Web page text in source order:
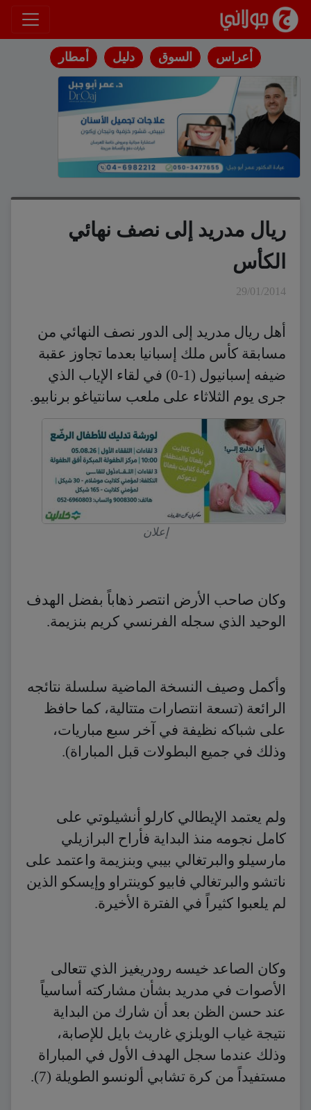
انتقل إلى المحتوى
أعراس السوق دليل أمطار
ريال مدريد إلى نصف نهائي
الكأس
29/01/2014
أهل ريال مدريد إلى الدور نصف النهائي من
مسابقة كأس ملك إسبانيا بعدما تجاوز عقبة
ضيفه إسبانيول (1-0) في لقاء الإياب الذي
جرى يوم الثلاثاء على ملعب سانتياغو برنابيو.
إعلان
وكان صاحب الأرض انتصر ذهاباً بفضل الهدف
الوحيد الذي سجله الفرنسي كريم بنزيمة.
وأكمل وصيف النسخة الماضية سلسلة نتائجه
الرائعة (تسعة انتصارات متتالية، كما حافظ
على شباكه نظيفة في آخر سبع مباريات،
وذلك في جميع البطولات قبل المباراة).
ولم يعتمد الإيطالي كارلو أنشيلوتي على
كامل نجومه منذ البداية فأراح البرازيلي
مارسيلو والبرتغالي بيبي وبنزيمة واعتمد على
ناتشو والبرتغالي فابيو كوينتراو وإيسكو الذين
لم يلعبوا كثيراً في الفترة الأخيرة.
وكان الصاعد خيسه رودريغيز الذي تتعالى
الأصوات في مدريد بشأن مشاركته أساسياً
عند حسن الظن بعد أن شارك من البداية
نتيجة غياب الويلزي غاريث بايل للإصابة،
وذلك عندما سجل الهدف الأول في المباراة
مستفيداً من كرة تشابي ألونسو الطويلة (7).